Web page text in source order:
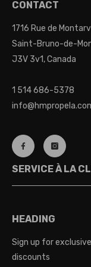
CONTACT
1716 Rue de
Saint-Bruno-de-
J3V 3v1, Canada
1 514 686-5378
SERVICE À LA
HEADING
Sign up for
discounts